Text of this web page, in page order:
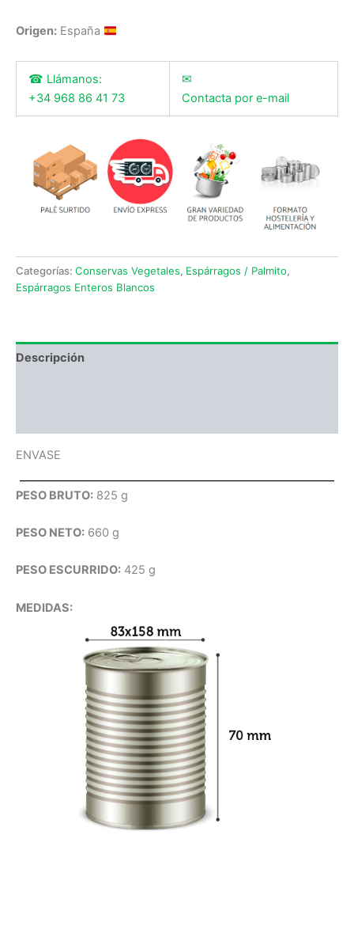
Origen: España
☎ Llámanos:
+34 968 86 41 73
✉
Contacta por e-mail
Categorías: Conservas Vegetales, Espárragos / Palmito,
Espárragos Enteros Blancos
Descripción
ENVASE
PESO BRUTO: 825 g
PESO NETO: 660 g
PESO ESCURRIDO: 425 g
MEDIDAS: